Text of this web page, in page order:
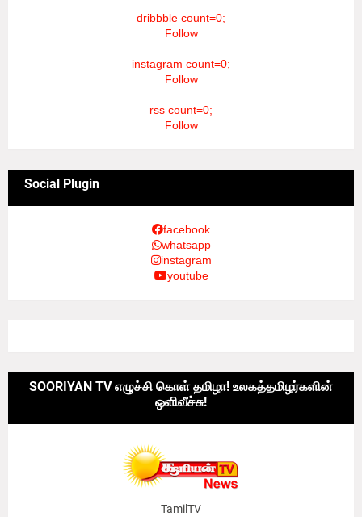
dribbble count=0;
Follow
instagram count=0;
Follow
rss count=0;
Follow
Social Plugin
facebook
whatsapp
instagram
youtube
SOORIYAN TV எழுச்சி கொள் தமிழா! உலகத்தமிழர்களின்
ஒளிவீச்சு!
TamilTV